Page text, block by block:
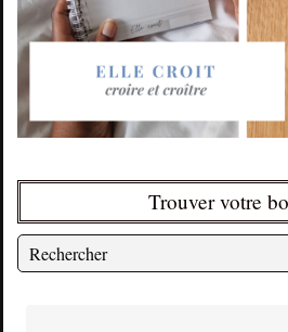
Trouver votre